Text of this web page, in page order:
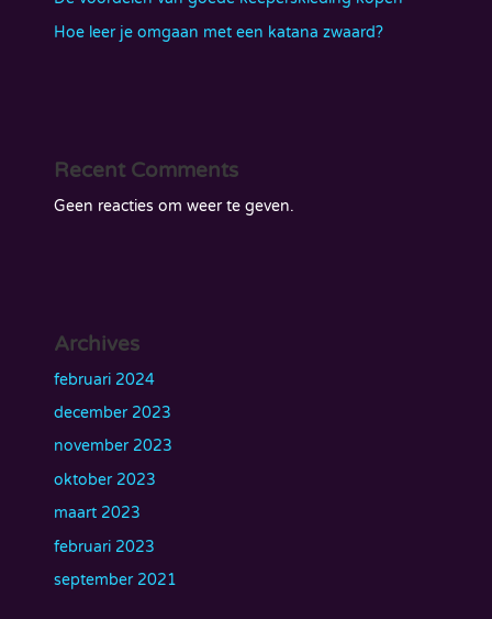
Hoe leer je omgaan met een katana zwaard?
Recent Comments
Geen reacties om weer te geven.
Archives
februari 2024
december 2023
november 2023
oktober 2023
maart 2023
februari 2023
september 2021